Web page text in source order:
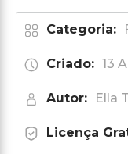
Categoria:
Criado: 13
Autor: Ella
Licença